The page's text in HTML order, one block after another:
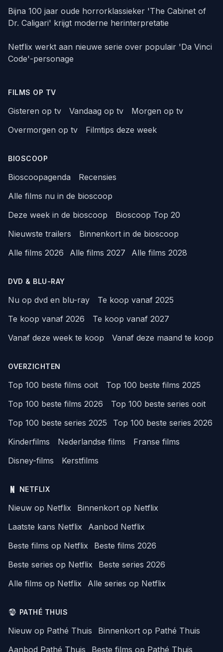
Bijna 100 jaar oude horrorklassieker 'The Cabinet of
Dr. Caligari' krijgt moderne herinterpretatie
Netflix werkt aan nieuwe serie over populair 'Da Vinci
Code'-personage
FILMS OP TV
Gisteren op tv Vandaag op tv
Morgen op tv
Overmorgen op tv
Filmtips deze week
BIOSCOOP
Bioscoopagenda
Recensies
Alle films nu in de bioscoop
Deze week in de bioscoop
Bioscoop Top 20
Nieuwste trailers
Binnenkort in de bioscoop
Alle films 2026
Alle films 2027 Alle films 2028
DVD & BLU-RAY
Nu op dvd en blu-ray
Te koop vanaf 2025
Te koop vanaf 2026
Te koop vanaf 2027
Vanaf deze week te koop
Vanaf deze maand te koop
OVERZICHTEN
Top 100 beste films ooit
Top 100 beste films 2025
Top 100 beste films 2026
Top 100 beste series ooit
Top 100 beste series 2025
Top 100 beste series 2026
Kinderfilms
Nederlandse films
Franse films
Disney-films
Kerstfilms
NETFLIX
Nieuw op Netflix
Binnenkort op Netflix
Laatste kans Netflix
Aanbod Netflix
Beste films op Netflix
Beste films 2026
Beste series op Netflix
Beste series 2026
Alle films op Netflix
Alle series op Netflix
PATHÉ THUIS
Nieuw op Pathé Thuis
Binnenkort op Pathé Thuis
Aanbod Pathé Thuis
Beste films op Pathé Thuis